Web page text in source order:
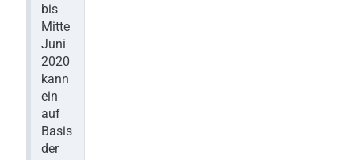
bis
Mitte
Juni
2020
kann
ein
auf
Basis
der